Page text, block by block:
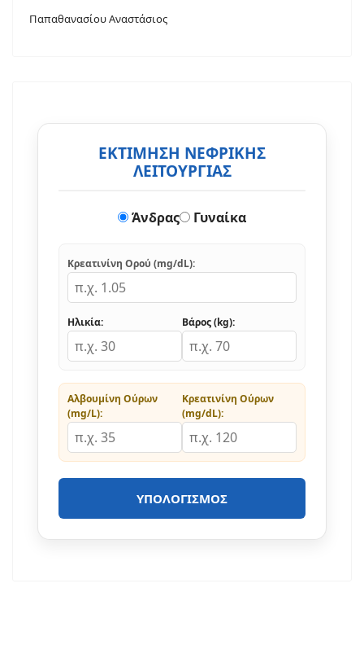
Παπαθανασίου Αναστάσιος
ΕΚΤΙΜΗΣΗ ΝΕΦΡΙΚΗΣ
ΛΕΙΤΟΥΡΓΙΑΣ
Άνδρας Γυναίκα
Κρεατινίνη Ορού (mg/dL):
Ηλικία: Βάρος (kg):
Αλβουμίνη Ούρων
(mg/L):
Κρεατινίνη Ούρων
(mg/dL):
ΥΠΟΛΟΓΙΣΜΌΣ